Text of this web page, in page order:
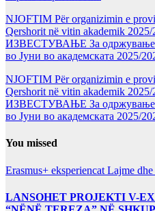
NJOFTIM Për organizimin e
Qershorit në vitin akademik 2025/
ИЗВЕСТУВАЊЕ За одржување
во Јуни во академската 2025/
NJOFTIM Për organizimin e
Qershorit në vitin akademik 2025/
ИЗВЕСТУВАЊЕ За одржување
во Јуни во академската 2025/
You missed
Erasmus+ eksperiencat Lajme
LANSOHET PROJEKTI V-